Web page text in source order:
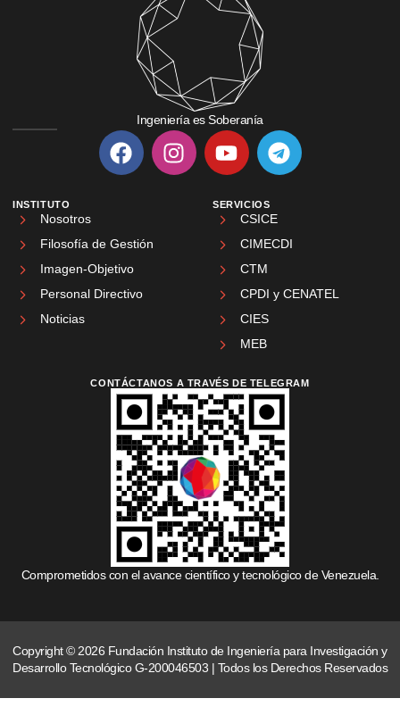
Ingeniería es Soberanía
INSTITUTO
Nosotros
Filosofía de Gestión
Imagen-Objetivo
Personal Directivo
Noticias
SERVICIOS
CSICE
CIMECDI
CTM
CPDI y CENATEL
CIES
MEB
CONTÁCTANOS A TRAVÉS DE TELEGRAM
Comprometidos con el avance científico y tecnológico de Venezuela.
Copyright © 2026 Fundación Instituto de Ingeniería para Investigación y
Desarrollo Tecnológico G-200046503 | Todos los Derechos Reservados